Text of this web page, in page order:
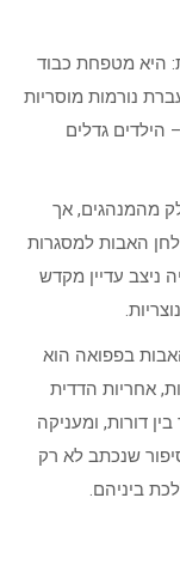
היא מטפחת כבוד
נורמות מוסריות
הילדים גדלים
מהמנהגים, אך
האבות למסגרות
ניצב עדיין מקדש
בפפואה הוא
אחריות הדדית
דורות, ומעניקה
שנכתב לא רק
ביניהם.